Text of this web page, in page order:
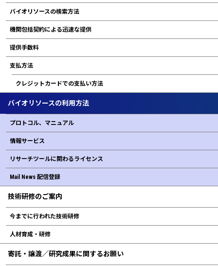
バイオリソースの検索方法
機関包括契約による迅速な提供
提供手数料
支払方法
クレジットカードでの支払い方法
バイオリソースの利用方法
プロトコル、マニュアル
情報サービス
リサーチツールに関わるライセンス
Mail News 配信登録
技術研修のご案内
今までに行われた技術研修
人材育成・研修
寄託・譲渡／研究成果に関するお願い